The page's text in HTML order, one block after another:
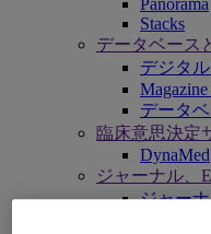
Panorama
Stacks
データベース
デジタ
データ
臨床意思決定
DynaMed
ジャーナル、
ジャー